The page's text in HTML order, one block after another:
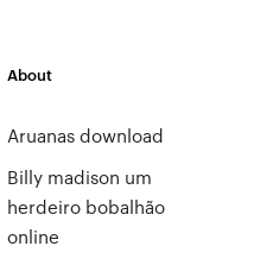
About
Aruanas download
Billy madison um
herdeiro bobalhão
online